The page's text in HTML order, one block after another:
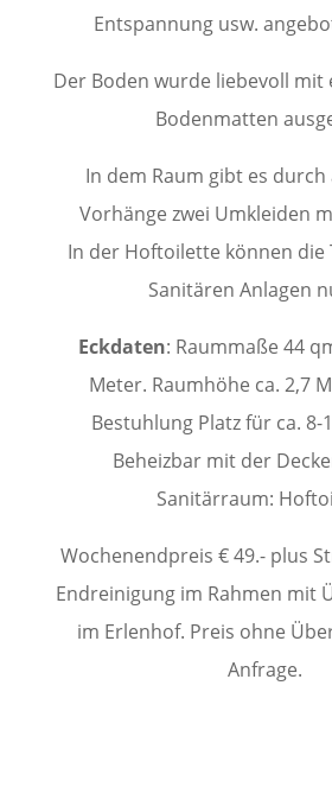
Entspannung usw.
Der Boden wurde liebevoll
Bodenmatten
In dem Raum gibt es
Vorhänge zwei Umkleiden
In der Hoftoilette können die
Sanitären Anlagen
Eckdaten: Raummaße 44
Meter. Raumhöhe ca. 2,7
Bestuhlung Platz für ca. 8-
Beheizbar mit der
Sanitärraum:
Wochenendpreis € 49.- plus
Endreinigung im Rahmen mit
im Erlenhof. Preis ohne
Anfrage.